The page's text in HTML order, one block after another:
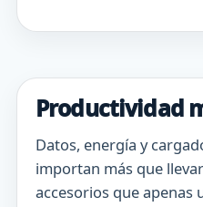
Productividad
Datos, energía y
importan más que
accesorios que apenas